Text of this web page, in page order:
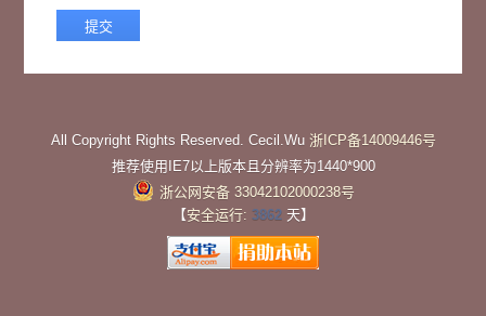
All Copyright Rights Reserved. Cecil.Wu 浙ICP备14009446号
推荐使用IE7以上版本且分辨率为1440*900
浙公网安备 33042102000238号
【安全运行: 3862 天】